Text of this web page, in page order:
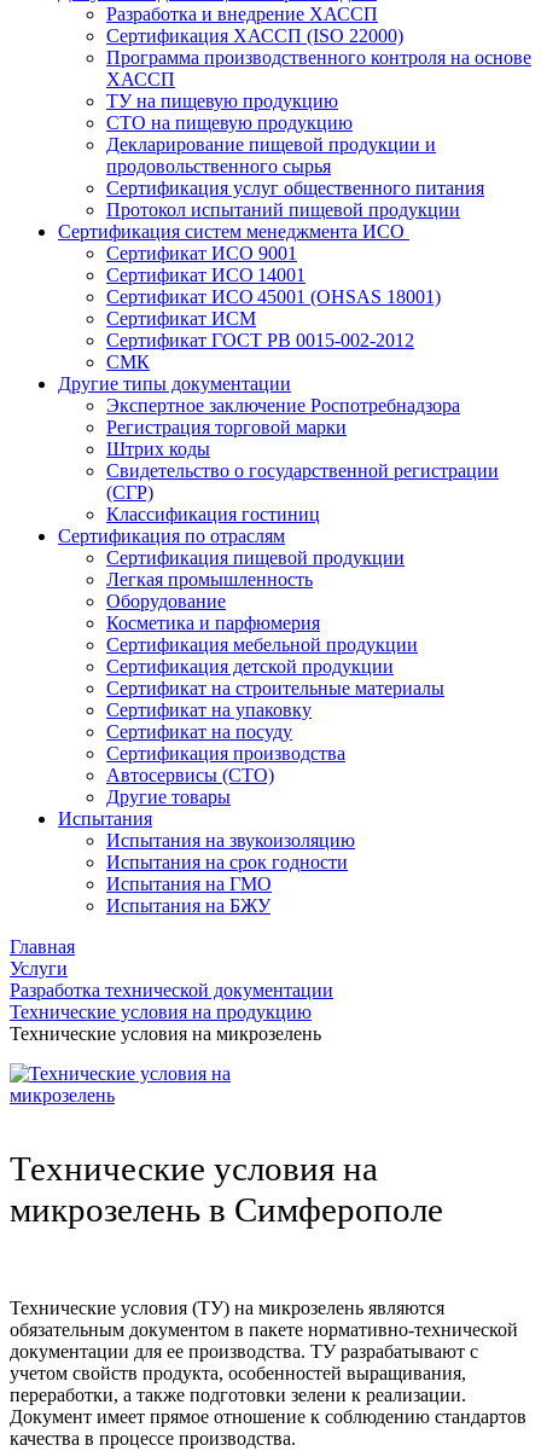
Разработка и внедрение ХАССП
Сертификация ХАССП (ISO 22000)
Программа производственного контроля на основе
ХАССП
ТУ на пищевую продукцию
СТО на пищевую продукцию
Декларирование пищевой продукции и
продовольственного сырья
Сертификация услуг общественного питания
Протокол испытаний пищевой продукции
Сертификация систем менеджмента ИСО
Сертификат ИСО 9001
Сертификат ИСО 14001
Сертификат ИСО 45001 (OHSAS 18001)
Сертификат ИСМ
Сертификат ГОСТ РВ 0015-002-2012
СМК
Другие типы документации
Экспертное заключение Роспотребнадзора
Регистрация торговой марки
Штрих коды
Свидетельство о государственной регистрации
(СГР)
Классификация гостиниц
Сертификация по отраслям
Сертификация пищевой продукции
Легкая промышленность
Оборудование
Косметика и парфюмерия
Сертификация мебельной продукции
Сертификация детской продукции
Сертификат на строительные материалы
Сертификат на упаковку
Сертификат на посуду
Сертификация производства
Автосервисы (СТО)
Другие товары
Испытания
Испытания на звукоизоляцию
Испытания на срок годности
Испытания на ГМО
Испытания на БЖУ
Главная
Услуги
Разработка технической документации
Технические условия на продукцию
Технические условия на микрозелень
Технические условия на
микрозелень в Симферополе
Технические условия (ТУ) на микрозелень являются
обязательным документом в пакете нормативно-технической
документации для ее производства. ТУ разрабатывают с
учетом свойств продукта, особенностей выращивания,
переработки, а также подготовки зелени к реализации.
Документ имеет прямое отношение к соблюдению стандартов
качества в процессе производства.